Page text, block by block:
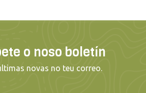
o noso boletín
novas no teu correo.